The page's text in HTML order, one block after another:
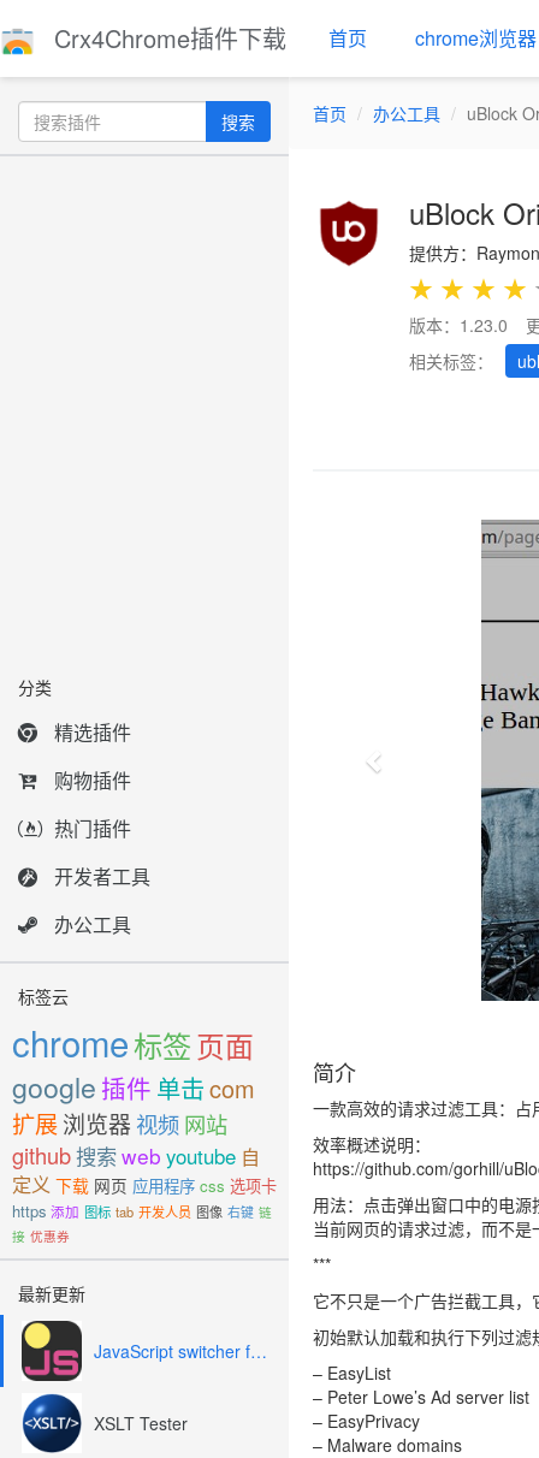
Crx4Chrome插件下载 首页 chrome浏览器
搜索
分类
精选插件
购物插件
热门插件
开发者工具
办公工具
标签云
chrome标签页面
google 插件 单击com
扩展浏览器 视频网站
github搜索web youtube 自
定义 下载 网页 应用程序 css 选项卡
https 添加 图标 tab 开发人员 图像 右键 链
接 优惠券
最新更新
JavaScript switcher for SEO and development
XSLT Tester
首页 办公工具 uBlock
uBlock
提供方：
★ ★ ★ ★
版本：1.23.0
相关标签：
简介
一款高效的请求过滤工具：
效率概述说明：
https://github.com/gorhill/
用法：点击弹出窗口中的电
当前网页的请求过滤，而不
***
它不只是一个广告拦截工具
初始默认加载和执行下列过滤
– EasyList
– Peter Lowe’s Ad server list
– EasyPrivacy
– Malware domains